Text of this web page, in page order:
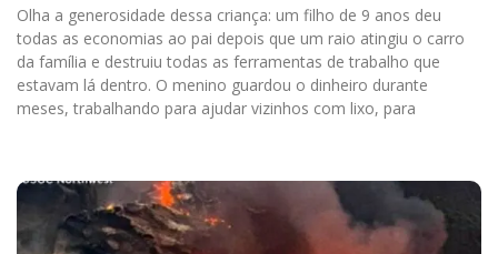
Olha a generosidade dessa criança: um filho de 9 anos deu
todas as economias ao pai depois que um raio atingiu o carro
da família e destruiu todas as ferramentas de trabalho que
estavam lá dentro. O menino guardou o dinheiro durante
meses, trabalhando para ajudar vizinhos com lixo, para